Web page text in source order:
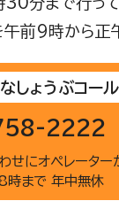
前9時から正
しょうぶコー
2222
せにオペレーター
時まで 年中無休